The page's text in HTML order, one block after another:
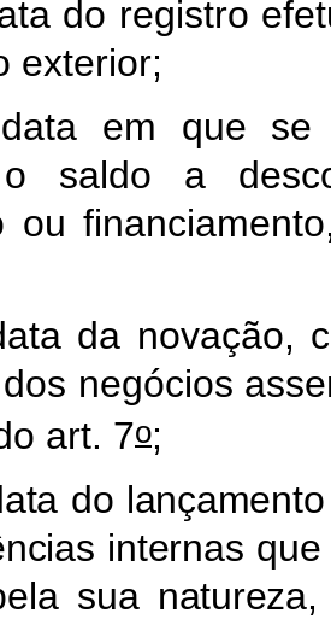
do registro
exterior;
em que se
o saldo a
ou
da novação,
negócios
art. 7o;
do
internas
sua